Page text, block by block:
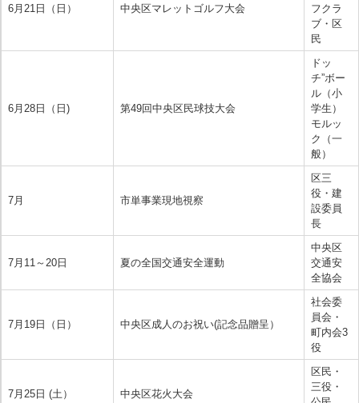
6月21日（日） 中央区マレットゴルフ大会
フクラ
ブ・区
民
6月28日（日) 第49回中央区民球技大会
ドッ
チ”ボー
ル（小
学生）
モルッ
ク（一
般）
7月 市単事業現地視察
区三
役・建
設委員
長
7月11～20日 夏の全国交通安全運動
中央区
交通安
全協会
7月19日（日） 中央区成人のお祝い(記念品贈呈）
社会委
員会・
町内会3
役
7月25日 (土） 中央区花火大会
区民・
三役・